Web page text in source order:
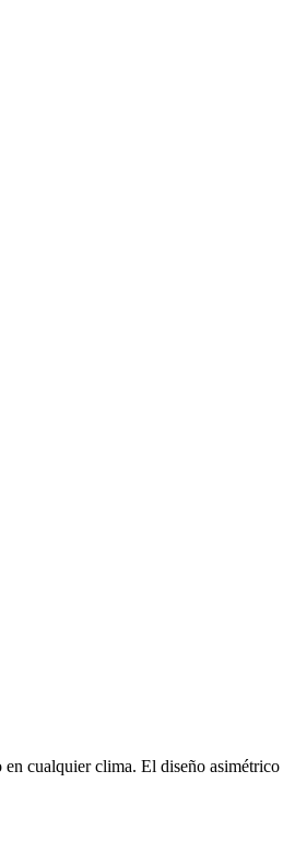
cualquier clima. El diseño